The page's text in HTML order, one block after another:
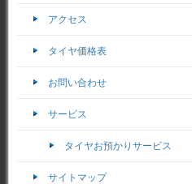
アクセス
タイヤ価格表
お問い合わせ
サービス
タイヤお預かりサービス
サイトマップ